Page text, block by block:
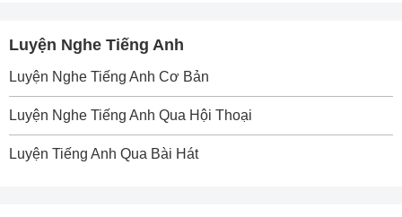
Luyện Nghe Tiếng Anh
Luyện Nghe Tiếng Anh Cơ Bản
Luyện Nghe Tiếng Anh Qua Hội Thoại
Luyện Tiếng Anh Qua Bài Hát